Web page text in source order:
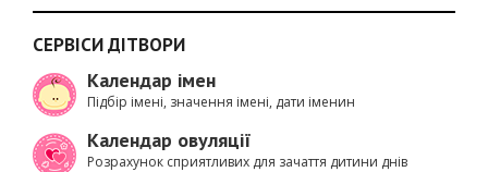
СЕРВІСИ ДІТВОРИ
Календар імен
Підбір імені, значення імені, дати іменин
Календар овуляції
Розрахунок сприятливих для зачаття дитини днів